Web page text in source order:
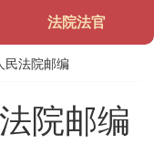
法院法官
民法院邮编
院邮编